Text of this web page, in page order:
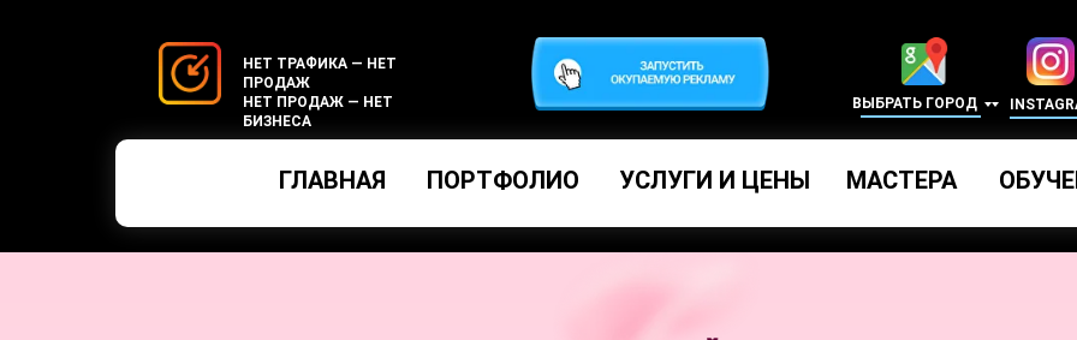
НЕТ ТРАФИКА — НЕТ
ПРОДАЖ
НЕТ ПРОДАЖ — НЕТ
БИЗНЕСА
УСЛУГИ И ЦЕНЫ
ГЛАВНАЯ ПОРТФОЛИО МАСТЕРА
ВЫБРАТЬ ГОРОД